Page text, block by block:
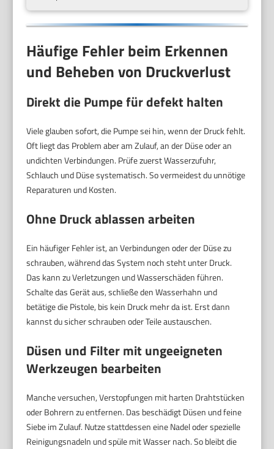
Häufige Fehler beim Erkennen
und Beheben von Druckverlust
Direkt die Pumpe für defekt halten
Viele glauben sofort, die Pumpe sei hin, wenn der Druck fehlt.
Oft liegt das Problem aber am Zulauf, an der Düse oder an
undichten Verbindungen. Prüfe zuerst Wasserzufuhr,
Schlauch und Düse systematisch. So vermeidest du unnötige
Reparaturen und Kosten.
Ohne Druck ablassen arbeiten
Ein häufiger Fehler ist, an Verbindungen oder der Düse zu
schrauben, während das System noch steht unter Druck.
Das kann zu Verletzungen und Wasserschäden führen.
Schalte das Gerät aus, schließe den Wasserhahn und
betätige die Pistole, bis kein Druck mehr da ist. Erst dann
kannst du sicher schrauben oder Teile austauschen.
Düsen und Filter mit ungeeigneten
Werkzeugen bearbeiten
Manche versuchen, Verstopfungen mit harten Drahtstücken
oder Bohrern zu entfernen. Das beschädigt Düsen und feine
Siebe im Zulauf. Nutze stattdessen eine Nadel oder spezielle
Reinigungsnadeln und spüle mit Wasser nach. So bleibt die